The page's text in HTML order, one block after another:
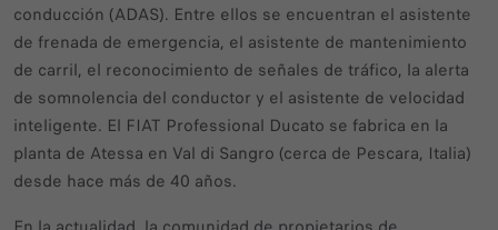
conducción (ADAS). Entre ellos se encuentran el asistente
de frenada de emergencia, el asistente de mantenimiento
de carril, el reconocimiento de señales de tráfico, la alerta
de somnolencia del conductor y el asistente de velocidad
inteligente. El FIAT Professional Ducato se fabrica en la
planta de Atessa en Val di Sangro (cerca de Pescara, Italia)
desde hace más de 40 años.